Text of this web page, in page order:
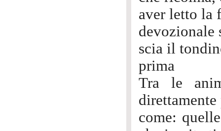
aver letto la
devozionale
scia il
prima
Tra le
come: